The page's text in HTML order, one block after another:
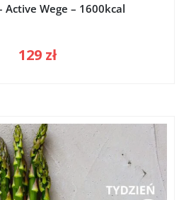
Active Wege – 1600kcal
129 zł